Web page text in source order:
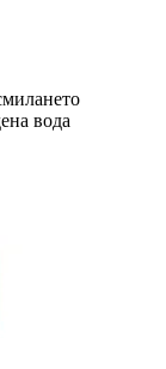
вода